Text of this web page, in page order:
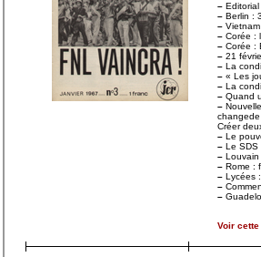
– Editorial
– Berlin :
–
– Corée :
– Corée :
– 21
– La
– « Les
– La
– Quand
–
Créer
– Le
– Le SDS
– Louvain
– Rome :
– Lycées
–
–
Voir